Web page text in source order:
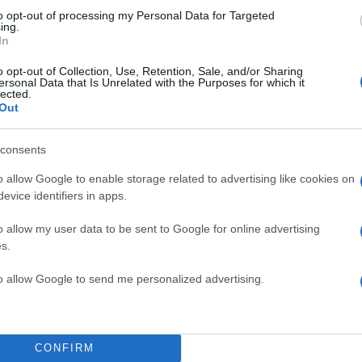
opt-out of processing my Personal Data for Targeted
opt-out of Collection, Use, Retention, Sale, and/or Sharing
Data that Is Unrelated with the Purposes for which it
allow Google to enable storage related to advertising like cookies on
identifiers in apps.
allow my user data to be sent to Google for online advertising
allow Google to send me personalized advertising.
CONFIRM
Αθλητικά
ΓΑΛΛΙΑ
Share:
το Νewsit.gr στο Google News
και ενημερωθείτε
για όλη την ειδησεογραφία και τατελευταία νέατης